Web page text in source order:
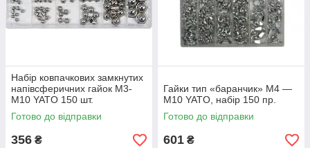
Набір ковпачкових замкнутих
напівсферичних гайок М3-
М10 YATO 150 шт.
Готово до відправки
356 ₴
Гайки тип «баранчик» М4 —
М10 YATO, набір 150 пр.
Готово до відправки
601 ₴